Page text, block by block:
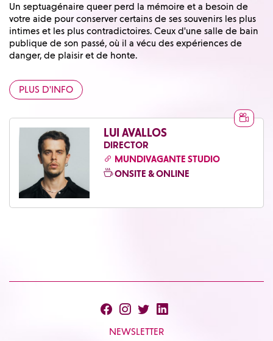
Un septuagénaire queer perd la mémoire et a besoin de
votre aide pour conserver certains de ses souvenirs les plus
intimes et les plus contradictoires. Ceux d'une salle de bain
publique de son passé, où il a vécu des expériences de
danger, de plaisir et de honte.
PLUS D'INFO
LUI AVALLOS
DIRECTOR
MUNDIVAGANTE STUDIO
ONSITE & ONLINE
NEWSLETTER